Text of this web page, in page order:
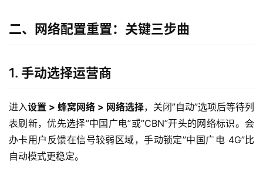
二、网络配置重置：关键三步曲
1. 手动选择运营商
进入设置 > 蜂窝网络 > 网络选择，关闭”自动”选项后等待列
表刷新，优先选择”中国广电”或”CBN”开头的网络标识。会
办卡用户反馈在信号较弱区域，手动锁定”中国广电 4G”比
自动模式更稳定。